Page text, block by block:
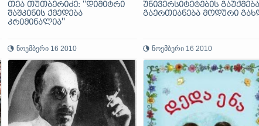
თეა თუთბერიძე: ''დიმიტრი
შაშკინის ქმედება
კრიმინალია''
ნოემბერი 16 2010
უნივერსიტეტების
გაერთიანება მოდური
ნოემბერი 16 2010